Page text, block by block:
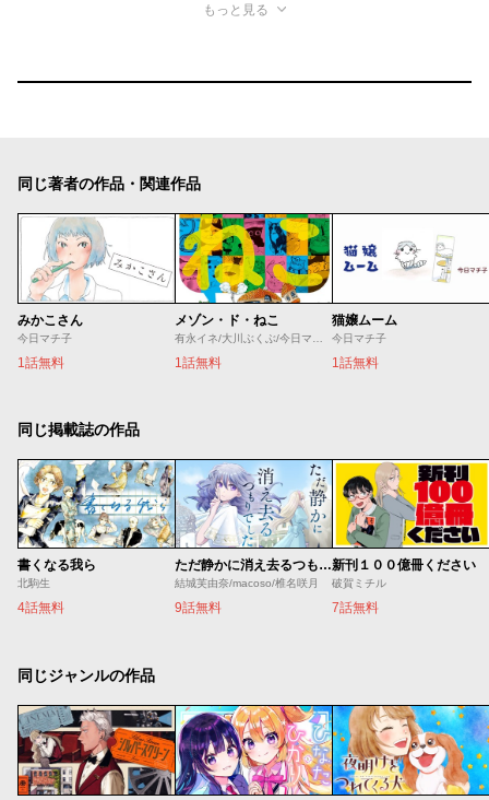
もっと見る
同じ著者の作品・関連作品
みかこさん
今日マチ子
1話無料
メゾン・ド・ねこ
1話無料
猫嬢ムーム
今日マチ子
1話無料
同じ掲載誌の作品
書くなる我ら
北駒生
4話無料
ただ静かに消え去るつもりでした
結城芙由奈/macoso/椎名咲月
9話無料
新刊１００億冊ください
破賀ミチル
7話無料
同じジャンルの作品